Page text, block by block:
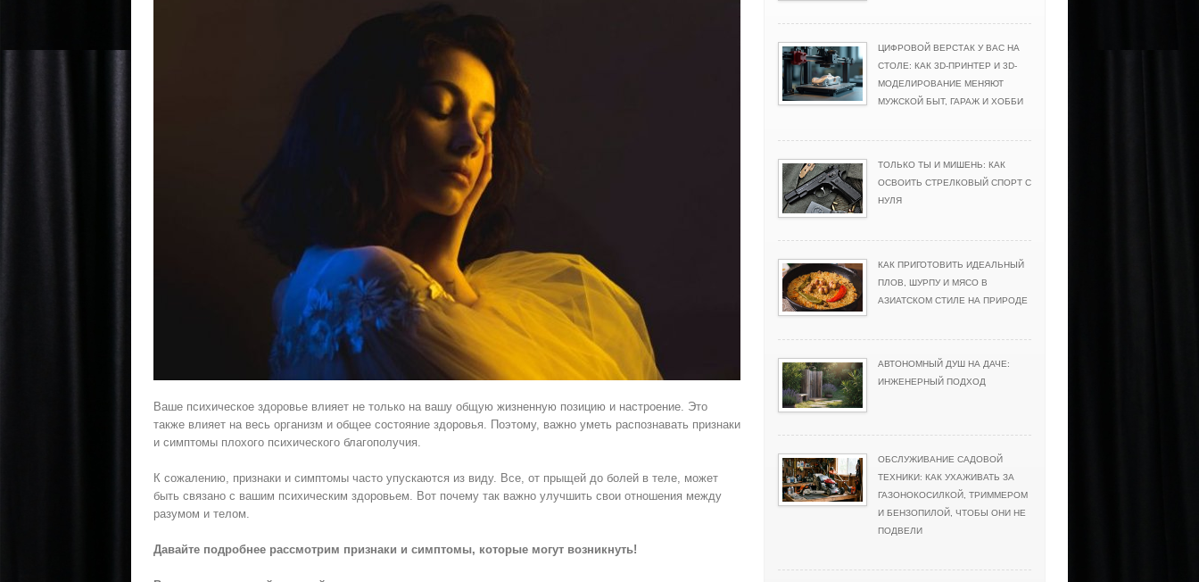
Ваше психическое здоровье влияет не только на вашу общую жизненную позицию и настроение. Это
также влияет на весь организм и общее состояние здоровья. Поэтому, важно уметь распознавать признаки
и симптомы плохого психического благополучия.
К сожалению, признаки и симптомы часто упускаются из виду. Все, от прыщей до болей в теле, может
быть связано с вашим психическим здоровьем. Вот почему так важно улучшить свои отношения между
разумом и телом.
Давайте подробнее рассмотрим признаки и симптомы, которые могут возникнуть!
ЦИФРОВОЙ ВЕРСТАК У ВАС НА
СТОЛЕ: КАК 3D-ПРИНТЕР И 3D-
МОДЕЛИРОВАНИЕ МЕНЯЮТ
МУЖСКОЙ БЫТ, ГАРАЖ И ХОББИ
ТОЛЬКО ТЫ И МИШЕНЬ: КАК
ОСВОИТЬ СТРЕЛКОВЫЙ СПОРТ С
НУЛЯ
КАК ПРИГОТОВИТЬ ИДЕАЛЬНЫЙ
ПЛОВ, ШУРПУ И МЯСО В
АЗИАТСКОМ СТИЛЕ НА ПРИРОДЕ
АВТОНОМНЫЙ ДУШ НА ДАЧЕ:
ИНЖЕНЕРНЫЙ ПОДХОД
ОБСЛУЖИВАНИЕ САДОВОЙ
ТЕХНИКИ: КАК УХАЖИВАТЬ ЗА
ГАЗОНОКОСИЛКОЙ, ТРИММЕРОМ
И БЕНЗОПИЛОЙ, ЧТОБЫ ОНИ НЕ
ПОДВЕЛИ